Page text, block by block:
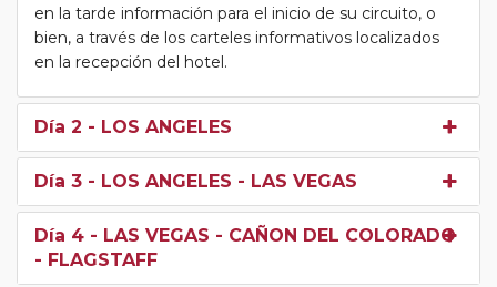
en la tarde información para el inicio de su circuito, o
bien, a través de los carteles informativos localizados
en la recepción del hotel.
Día 2 - LOS ANGELES
Día 3 - LOS ANGELES - LAS VEGAS
Día 4 - LAS VEGAS - CAÑON DEL COLORADO
- FLAGSTAFF